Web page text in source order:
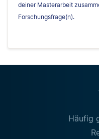
deiner Masterarbeit
Forschungsfrage(n).
Häufig